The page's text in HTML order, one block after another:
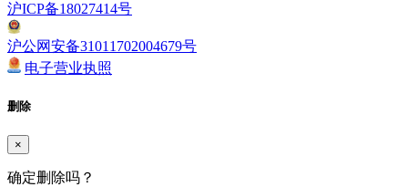
沪ICP备18027414号
沪公网安备31011702004679号
电子营业执照
删除
×
确定删除吗？